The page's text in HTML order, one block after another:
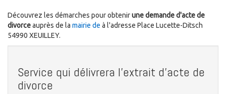
Découvrez les démarches pour obtenirune demande d'acte de
divorceauprès de la mairie de à l'adresse Place Lucette-Ditsch
54990 XEUILLEY.
Service qui délivrera l'extrait d'acte de
divorce